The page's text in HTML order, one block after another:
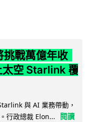
戰萬億年收
太空 Starlink 覆
與 AI 業務帶動，
行政總裁 Elon...
閱讀